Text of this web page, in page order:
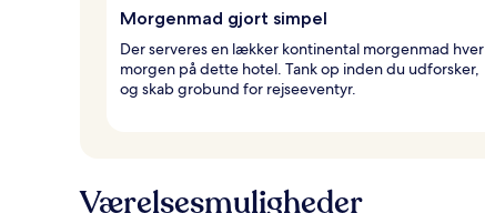
Morgenmad gjort simpel
Der serveres en lækker kontinental morgenmad hver
morgen på dette hotel. Tank op inden du udforsker,
og skab grobund for rejseeventyr.
Værelsesmuligheder